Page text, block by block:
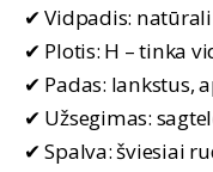
✔ Vidpadis:
✔ Plotis: H – tinka
✔ Padas: lankstus,
✔ Užsegimas:
✔ Spalva: šviesiai